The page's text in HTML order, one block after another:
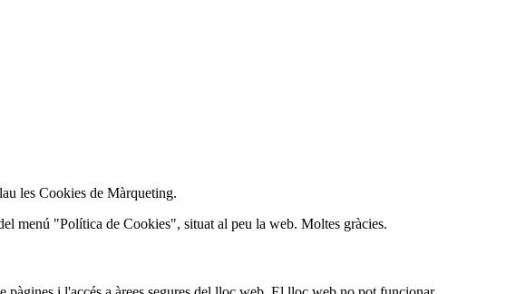
les Cookies de Màrqueting.
menú "Política de Cookies", situat al peu la web. Moltes gràcies.